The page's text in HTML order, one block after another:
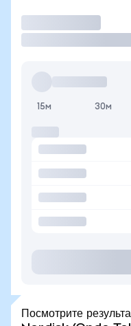
15м 30м
Посмотрите